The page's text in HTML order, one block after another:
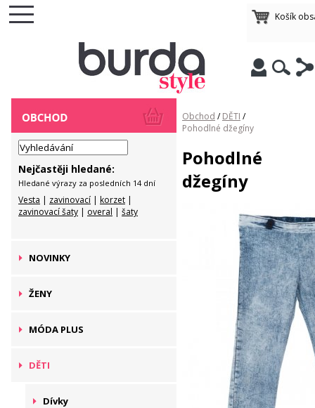
Košík
Nejčastěji hledané:
Hledané výrazy za posledních 14 dní
Vesta | zavinovací | korzet |
zavinovací šaty | overal | šaty
NOVINKY
ŽENY
MÓDA PLUS
DĚTI
Dívky
Obchod / DĚTI /
Pohodlné džegíny
Pohodlné
džegíny